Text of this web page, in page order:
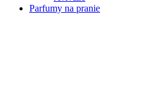
Parfumy na pranie